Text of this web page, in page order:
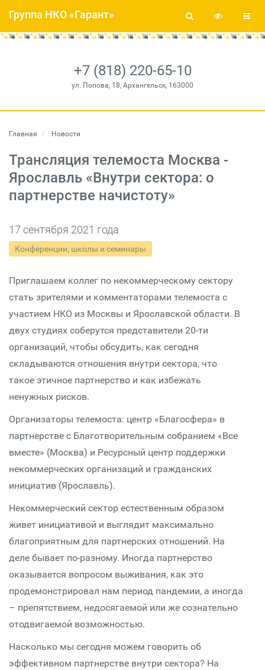
+7 (818) 220-65-10
ул. Попова, 18, Архангельск, 163000
Группа НКО «Гарант»
Главная Новости
Трансляция телемоста Москва -
Ярославль «Внутри сектора: о
партнерстве начистоту»
17 сентября 2021 года
Конференции, школы и семинары
Приглашаем коллег по некоммерческому сектору
стать зрителями и комментаторами телемоста с
участием НКО из Москвы и Ярославской области. В
двух студиях соберутся представители 20-ти
организаций, чтобы обсудить, как сегодня
складываются отношения внутри сектора, что
такое этичное партнерство и как избежать
ненужных рисков.
Организаторы телемоста: центр «Благосфера» в
партнерстве с Благотворительным собранием «Все
вместе» (Москва) и Ресурсный центр поддержки
некоммерческих организаций и гражданских
инициатив (Ярославль).
Некоммерческий сектор естественным образом
живет инициативой и выглядит максимально
благоприятным для партнерских отношений. На
деле бывает по-разному. Иногда партнерство
оказывается вопросом выживания, как это
продемонстрировал нам период пандемии, а иногда
– препятствием, недосягаемой или же сознательно
отодвигаемой возможностью.
Насколько мы сегодня можем говорить об
эффективном партнерстве внутри сектора? На